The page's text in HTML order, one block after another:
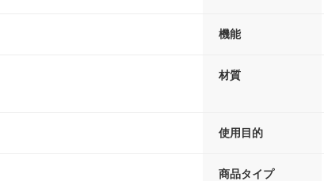
機能
材質
使用目的
商品タイプ